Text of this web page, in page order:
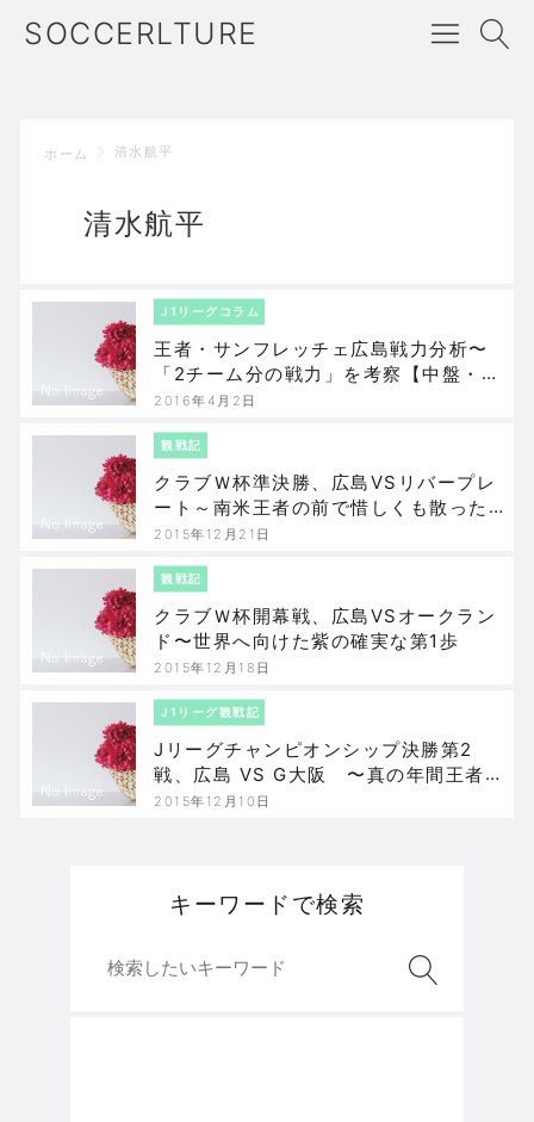
SOCCERLTURE
ホーム 清水航平
清水航平
J1リーグコラム
王者・サンフレッチェ広島戦力分析〜
「2チーム分の戦力」を考察【中盤・守
備陣編】
2016年4月2日
観戦記
クラブＷ杯準決勝、広島VSリバープレ
ート～南米王者の前で惜しくも散った
広島
2015年12月21日
観戦記
クラブＷ杯開幕戦、広島VSオークラン
ド〜世界へ向けた紫の確実な第1歩
2015年12月18日
J1リーグ観戦記
Jリーグチャンピオンシップ決勝第2
戦、広島 VS G大阪 〜真の年間王者だ
と証明した広島
2015年12月10日
キーワードで検索